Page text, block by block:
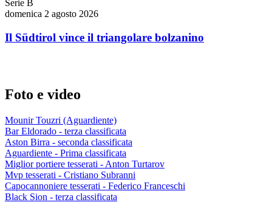
Serie B
domenica 2 agosto 2026
Il Südtirol vince il triangolare bolzanino
Foto e video
Mounir Touzri (Aguardiente)
Bar Eldorado - terza classificata
Aston Birra - seconda classificata
Aguardiente - Prima classificata
Miglior portiere tesserati - Anton Turtarov
Mvp tesserati - Cristiano Subranni
Capocannoniere tesserati - Federico Franceschi
Black Sion - terza classificata